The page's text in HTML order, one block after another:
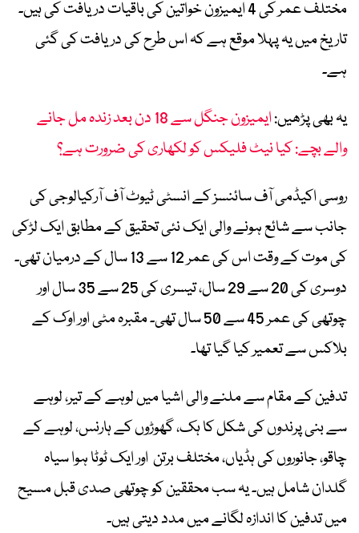
مختلف عمر کی 4 ایمیزون خواتین کی باقیات دریافت کی ہیں۔
تاریخ میں یہ پہلا موقع ہے کہ اس طرح کی دریافت کی گئی
ہے۔
یہ بھی پڑھیں:
ایمیزون جنگل سے 18 دن بعد زندہ مل جانے
والے بچے: کیا نیٹ فلیکس کو لکھاری کی ضرورت ہے؟
روسی اکیڈمی آف سائنسز کے انسٹی ٹیوٹ آف آرکیالوجی کی
جانب سے شائع ہونے والی ایک نئی تحقیق کے مطابق ایک لڑکی
کی موت کے وقت اس کی عمر 12 سے 13 سال کے درمیان تھی۔
دوسری کی 20 سے 29 سال، تیسری کی 25 سے 35 سال اور
چوتھی کی عمر 45 سے 50 سال تھی۔ مقبرہ مٹی اور اوک کے
بلاکس سے تعمیر کیا گیا تھا۔
تدفین کے مقام سے ملنے والی اشیا میں لوہے کے تیر، لوہے
سے بنی پرندوں کی شکل کا ہک، گھوڑوں کے ہارنس، لوہے کے
چاقو، جانوروں کی ہڈیاں، مختلف برتن اور ایک ٹوٹا ہوا سیاہ
گلدان شامل ہیں۔ یہ سب محققین کو چوتھی صدی قبل مسیح
میں تدفین کا اندازہ لگانے میں مدد دیتی ہیں۔